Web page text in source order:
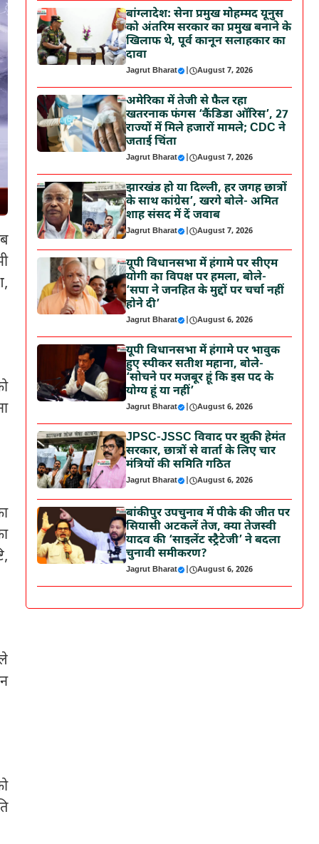
बांग्लादेश: सेना प्रमुख मोहम्मद यूनुस
को अंतरिम सरकार का प्रमुख बनाने के
खिलाफ थे, पूर्व कानून सलाहकार का
दावा
Jagrut Bharat | August 7, 2026
अमेरिका में तेजी से फैल रहा
खतरनाक फंगस ‘कैंडिडा ऑरिस’, 27
राज्यों में मिले हजारों मामले; CDC ने
जताई चिंता
Jagrut Bharat | August 7, 2026
झारखंड हो या दिल्ली, हर जगह छात्रों
के साथ कांग्रेस’, खरगे बोले- अमित
शाह संसद में दें जवाब
Jagrut Bharat | August 7, 2026
यूपी विधानसभा में हंगामे पर सीएम
योगी का विपक्ष पर हमला, बोले-
‘सपा ने जनहित के मुद्दों पर चर्चा नहीं
होने दी’
Jagrut Bharat | August 6, 2026
यूपी विधानसभा में हंगामे पर भावुक
हुए स्पीकर सतीश महाना, बोले-
‘सोचने पर मजबूर हूं कि इस पद के
योग्य हूं या नहीं’
Jagrut Bharat | August 6, 2026
JPSC-JSSC विवाद पर झुकी हेमंत
सरकार, छात्रों से वार्ता के लिए चार
मंत्रियों की समिति गठित
Jagrut Bharat | August 6, 2026
बांकीपुर उपचुनाव में पीके की जीत पर
सियासी अटकलें तेज, क्या तेजस्वी
यादव की ‘साइलेंट स्ट्रैटेजी’ ने बदला
चुनावी समीकरण?
Jagrut Bharat | August 6, 2026